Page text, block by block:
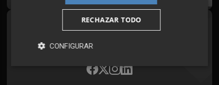
Síguenos en redes
Plaza Podcast, desde cualquier medio
RECHAZAR TODO
CONFIGURAR